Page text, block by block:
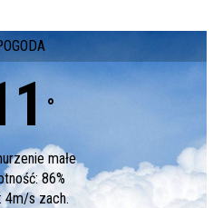
°
małe
86%
4m/s zach.